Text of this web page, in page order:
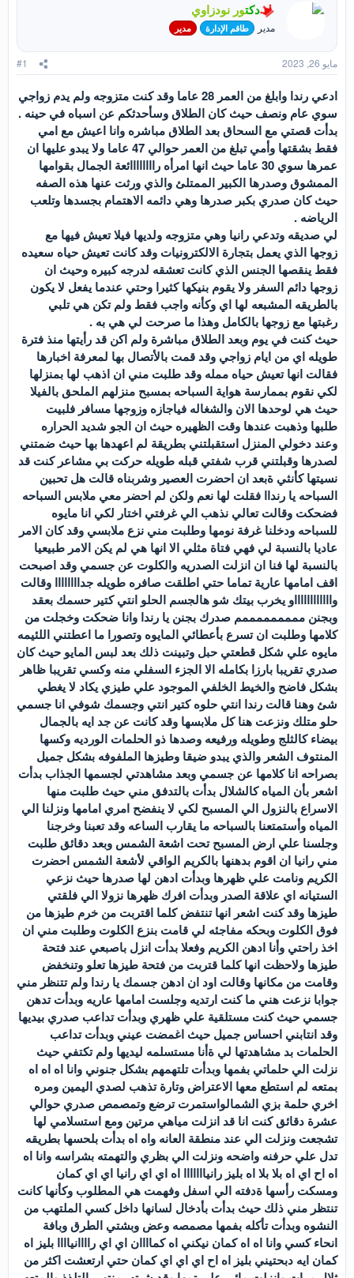
م
و
ع
ل
ب
د
ء
دكتور نودزاوي
مدير طاقم الإدارة مدير
مايو 26, 2023 #1
ادعي رندا وابلغ من العمر 28 عاما وقد كنت متزوجه ولم يدم زواجي
سوي عام ونصف حيث كان الطلاق وسأحدثكم عن اسباه في حينه .
بدأت قصتي مع السحاق بعد الطلاق مباشره وانا اعيش مع امي
فقط بشقتها وأمي تبلغ من العمر حوالي 47 عاما ولا يبدو عليها ان
عمرها سوي 30 عاما حيث انها امرأه راااااااائعة الجمال بقوامها
الممشوق وصدرها الكبير الممتلئ والذي ورثت عنها هذه الصفه
حيث كان صدري بكبر صدرها وهي دائمه الاهتمام بجسدها وتلعب
الرياضه .
لي صديقه وتدعي رانيا وهي متزوجه ولديها فيلا تعيش فيها مع
زوجها الذي يعمل بتجارة الالكترونيات وقد كانت تعيش حياه سعيده
فقط ينقصها الجنس الذي كانت تعشقه لدرجه كبيره وحيث ان
زوجها دائم السفر ولا يقوم بنيكها كثيرا وحتي عندما يفعل لا يكون
بالطريقه المشبعه لها اي وكأنه واجب فقط ولم تكن هي تلبي
رغبتها مع زوجها بالكامل وهذا ما صرحت لي هي به .
حيث كنت في يوم وبعد الطلاق مباشرة ولم اكن قد رأيتها منذ فترة
طويله اي من ايام زواجي وقد قمت بالأتصال بها لمعرفة اخبارها
فقالت انها تعيش حياه ممله وقد طلبت مني ان اذهب لها بمنزلها
لكي نقوم بممارسة هواية السباحه بمسبح منزلهم الملحق بالفيلا
حيث هي لوحدها الان والشغاله فياجازه وزوجها مسافر فلبيت
طلبها وذهبت عندها وقت الظهيره حيث ان الجو شديد الحراره
وعند دخولي المنزل استقبلتني بطريقة لم اعهدها بها حيث ضمتني
لصدرها وقبلتني قرب شفتي قبله طويله حركت بي مشاعر كنت قد
نسيتها كأنثي ةبعد ان احضرت العصير وشربناه قالت هل تحبين
السباحه يا رنداا فقلت لها نعم ولكن لم احضر معي ملابس السباحه
فضحكت وقالت تعالي نذهب الي غرفتي اختار لكي انا مايوه
للسباحه ودخلنا غرفة نومها وطلبت مني نزع ملابسي وقد كان الامر
عاديا بالنسبة لي فهي فتاة مثلي الا انها هي لم يكن الامر طبيعيا
بالنسبة لها فنا ان انزلت الصدريه والكلوت عن جسمي وقد اصبحت
اقف امامها عارية تماما حتي اطلقت صافره طويله جداااااااا وقالت
وااااااااااااو يخرب بيتك شو هالجسم الحلو انتي كتير حسمك بعقد
وبجنن مممممممممم صدرك بجنن يا رندا وانا ضحكت وخجلت من
كلامها وطلبت ان تسرع بأعطائي المايوه وتصورا ما اعطتني اللئيمه
مايوه علي شكل قطعتي حبل وتبينت ذلك بعد لبس المايو حيث كان
صدري تقريبا بارزا بكامله الا الجزء السفلي منه وكسي تقريبا ظاهر
بشكل فاضح والخيط الخلفي الموجود علي طيزي يكاد لا يغطي
شئ وهنا قالت رندا انتي حلوه كتير انتي وجسمك شوفي انا جسمي
حلو متلك ونزعت هنا كل ملابسها وقد كانت عن جد ايه بالجمال
بيضاء كالثلج وطويله ورفيعه وصدها ذو الحلمات الورديه وكسها
المنتوف الشعر والذي يبدو ضيقا وطيزها الملفوفه بشكل جميل
بصراحه انا كلامها عن جسمي وبعد مشاهدتي لجسمها الجذاب بدأت
اشعر بأن المياه كالشلال بدأت بالتدفق مني حيث طلبت منها
الاسراع بالنزول الي المسبح لكي لا ينفضح امري امامها ونزلنا الي
المياه وأستمتعنا بالسباحه ما يقارب الساعه وقد تعبنا وخرجنا
وجلسنا علي ارض المسبح تحت اشعة الشمس وبعد دقائق طلبت
مني رانيا ان اقوم بدهنها بالكريم الواقي لأشعة الشمس احضرت
الكريم ونامت علي ظهرها وبدأت ادهن لها صدرها حيث نزعي
الستيانه اي علاقة الصدر وبدأت افرك ظهرها نزولا الي فلقتي
طيزها وقد كنت اشعر انها تنتفض كلما اقتربت من خرم طيزها من
فوق الكلوت وبحكه مفاجئه لي قامت بنزع الكلوت وطلبت مني ان
اخذ راحتي وأنا ادهن الكريم وفعلا بدأت انزل باصبعي عند فتحة
طيزها ولاحظت انها كلما قتربت من فتحة طيزها تعلو وتنخفض
وقامت من مكانها وقالت اود ان ادهن جسمك يا رندا ولم تتنظر مني
جوابا نزعت هني ما كنت ارتديه وجلست امامها عاريه وبدأت تدهن
جسمي حيث كنت مستلقية علي ظهري وبدأت تداعب صدري بيديها
وقد انتابني احساس جميل حيث اغمضت عيني وبدأت تداعب
الحلمات بد مشاهدتها لي ةأنا مستسلمه ليديها ولم تكتفي حيث
نزلت الي حلماتي بفمها وبدأت تلتهمهم بشكل جنوني وانا اه اه اه
بمتعه لم استطع معها الاعتراض وتارة تذهب لصدي اليمين ومره
اخري حلمة بزي الشمالواستمرت ترضع وتمصمص صدري حوالي
عشرة دقائق كنت انا قد انزلت مياهي مرتين ومع استسلامي لها
تشجعت ونزلت الي عند منطقة العانه واه اه بدأت بلحسها بطريقه
تدل علي حرفنه واضحه ونزلت الي بظري والتهمته بشراسه وانا اه
اه اح اي اه بلا بلا اه بليز رانيااااااا اه اي اي رانيا اي اي كمان
ومسكت رأسها ةدفته الي اسفل وفهمت هي المطلوب وكأنها كانت
تنتظر مني ذلك حيث بدأت بأدخال لسانها داخل كسي الملتهب من
النشوه وبدأت تأكله بفمها مصمصه وعض وبشتي الطرق وبافة
انحاء كسي وانا اه اه كمان نيكني اه كماااان اي اي راااانياااا بليز اه
كمان ايه دبحتيني بليز اه اح اي اي اي كمان حتي ارتعشت اكثر من